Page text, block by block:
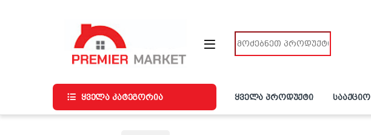
ყველა კატეგორია ყველა პროდუქტი სააქციო